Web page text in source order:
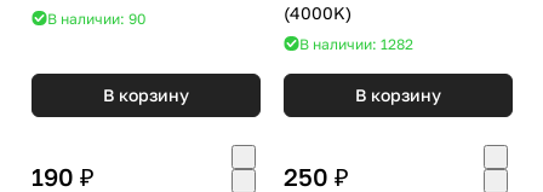
В наличии: 90
В корзину
(4000K)
В наличии: 1282
В корзину
190 ₽ 250 ₽